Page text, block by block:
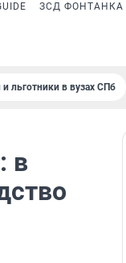
ЗСД ФОНТАНКА
льготники в вузах СПб
в